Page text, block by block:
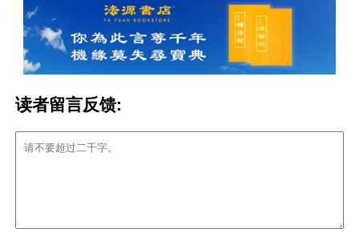
读者留言反馈: